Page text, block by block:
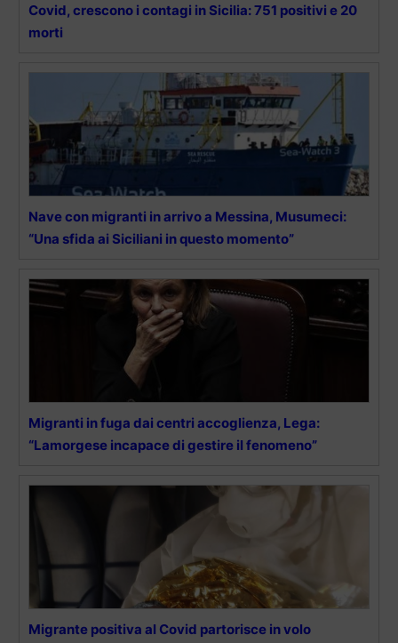
Covid, crescono i contagi in Sicilia: 751 positivi e 20
morti
Nave con migranti in arrivo a Messina, Musumeci:
“Una sfida ai Siciliani in questo momento”
Migranti in fuga dai centri accoglienza, Lega:
“Lamorgese incapace di gestire il fenomeno”
Migrante positiva al Covid partorisce in volo